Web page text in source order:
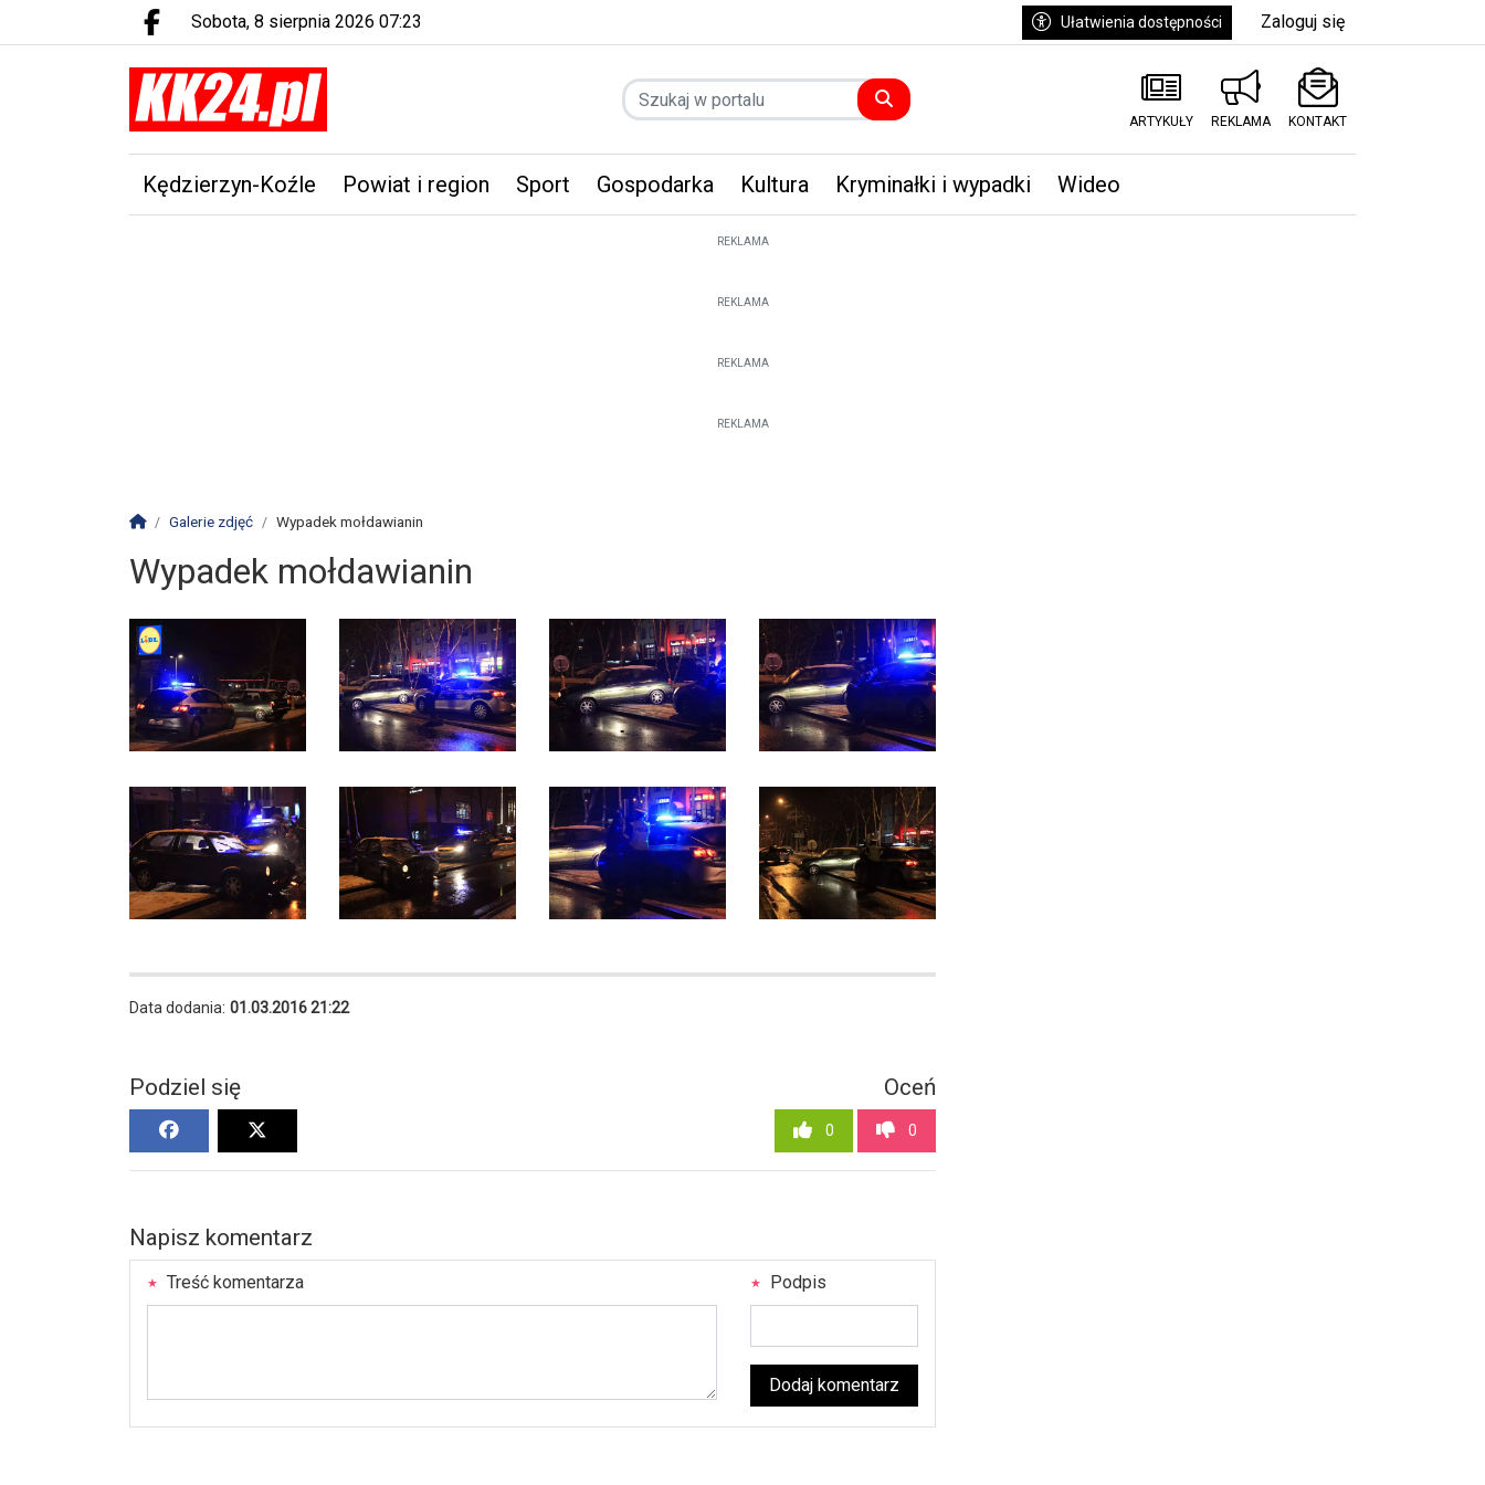
Facebook.com
sobota, 8 sierpnia 2026 07:23 Ułatwienia dostępności Zaloguj się
ARTYKUŁY REKLAMA KONTAKT
Kędzierzyn-Koźle Powiat i region Sport Gospodarka Kultura Kryminałki i wypadki Wideo
REKLAMA
REKLAMA
REKLAMA
REKLAMA
Strona główna
Galerie zdjęć Wypadek mołdawianin
Wypadek mołdawianin
Data dodania: 01.03.2016 21:22
Podziel się Oceń
0 0
Napisz komentarz
Treść komentarza Podpis
Dodaj komentarz